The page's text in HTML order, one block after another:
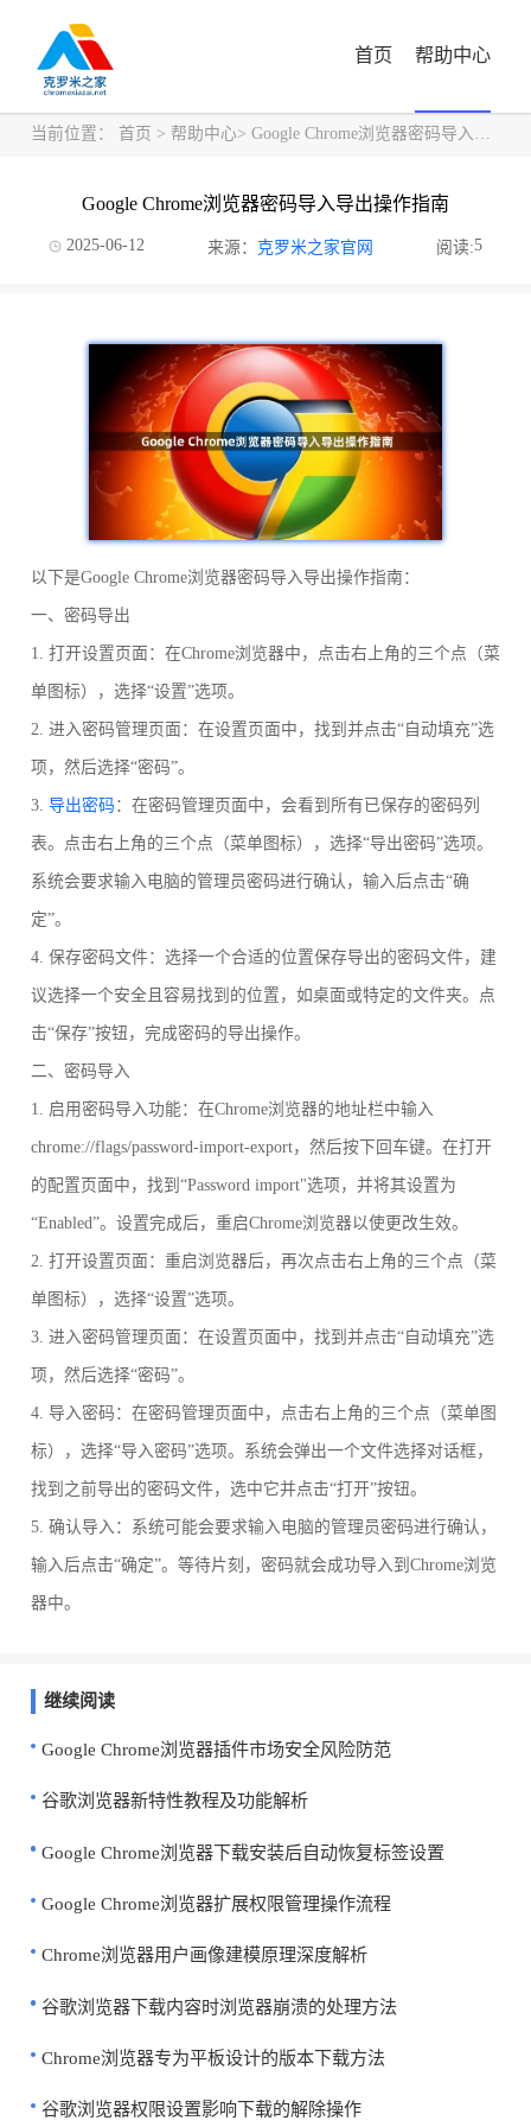
首页 帮助中心
当前位置： 首页 > 帮助中心> Google Chrome浏览器密码导入导出操作指南
Google Chrome浏览器密码导入导出操作指南
2025-06-12 来源： 克罗米之家官网 阅读:5
以下是Google Chrome浏览器密码导入导出操作指南：
一、密码导出
1. 打开设置页面：在Chrome浏览器中，点击右上角的三个点（菜
单图标），选择“设置”选项。
2. 进入密码管理页面：在设置页面中，找到并点击“自动填充”选
项，然后选择“密码”。
3. 导出密码 ：在密码管理页面中，会看到所有已保存的密码列
表。点击右上角的三个点（菜单图标），选择“导出密码”选项。
系统会要求输入电脑的管理员密码进行确认，输入后点击“确
定”。
4. 保存密码文件：选择一个合适的位置保存导出的密码文件，建
议选择一个安全且容易找到的位置，如桌面或特定的文件夹。点
击“保存”按钮，完成密码的导出操作。
二、密码导入
1. 启用密码导入功能：在Chrome浏览器的地址栏中输入
chrome://flags/password-import-export，然后按下回车键。在打开
的配置页面中，找到“Password import"选项，并将其设置为
“Enabled”。设置完成后，重启Chrome浏览器以使更改生效。
2. 打开设置页面：重启浏览器后，再次点击右上角的三个点（菜
单图标），选择“设置”选项。
3. 进入密码管理页面：在设置页面中，找到并点击“自动填充”选
项，然后选择“密码”。
4. 导入密码：在密码管理页面中，点击右上角的三个点（菜单图
标），选择“导入密码”选项。系统会弹出一个文件选择对话框，
找到之前导出的密码文件，选中它并点击“打开”按钮。
5. 确认导入：系统可能会要求输入电脑的管理员密码进行确认，
输入后点击“确定”。等待片刻，密码就会成功导入到Chrome浏览
器中。
继续阅读
Google Chrome浏览器插件市场安全风险防范
谷歌浏览器新特性教程及功能解析
Google Chrome浏览器下载安装后自动恢复标签设置
Google Chrome浏览器扩展权限管理操作流程
Chrome浏览器用户画像建模原理深度解析
谷歌浏览器下载内容时浏览器崩溃的处理方法
Chrome浏览器专为平板设计的版本下载方法
谷歌浏览器权限设置影响下载的解除操作